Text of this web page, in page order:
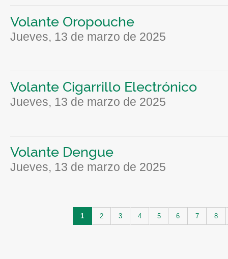
Volante Oropouche
jueves, 13 de marzo de 2025
Volante Cigarrillo Electrónico
jueves, 13 de marzo de 2025
Volante Dengue
jueves, 13 de marzo de 2025
1 2 3 4 5 6 7 8